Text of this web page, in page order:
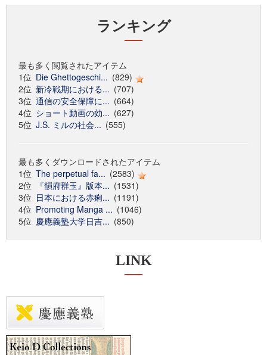
ランキング
最も多く閲覧されたアイテム
1位 Die Ghettogeschi... (829)
2位 新冷戦期における... (707)
3位 通信の安全保障に... (664)
4位 ショート動画の効... (627)
5位 J.S. ミルの社会... (555)
最も多くダウンロードされたアイテム
1位 The perpetual fa... (2583)
2位
『韻府群玉』版本... (1531)
3位 日本における赤痢... (1191)
4位 Promoting Manga ... (1046)
5位 慶應義塾大学日吉... (850)
LINK